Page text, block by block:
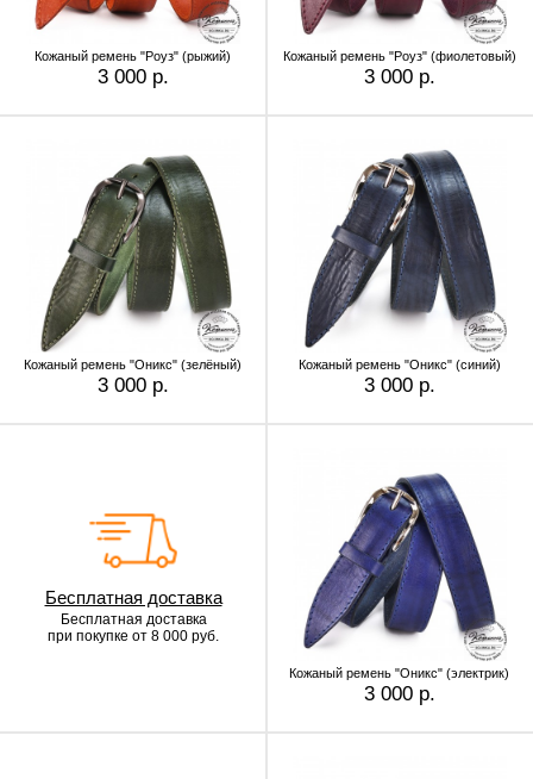
Кожаный ремень "Роуз" (рыжий)
3 000 р.
Кожаный ремень "Роуз" (фиолетовый)
3 000 р.
Кожаный ремень "Оникс" (зелёный)
3 000 р.
Кожаный ремень "Оникс" (синий)
3 000 р.
Бесплатная доставка
Бесплатная доставка
при покупке от 8 000 руб.
Кожаный ремень "Оникс" (электрик)
3 000 р.